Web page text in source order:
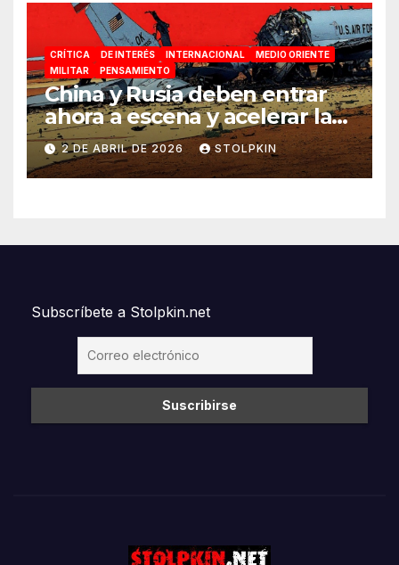
CRÍTICA DE INTERÉS INTERNACIONAL
MEDIO ORIENTE
MILITAR
PENSAMIENTO
China y Rusia deben entrar
ahora a escena y acelerar la
reconfiguración del Nuevo
Orden Mundial
2 DE ABRIL DE 2026 STOLPKIN
Subscríbete a Stolpkin.net